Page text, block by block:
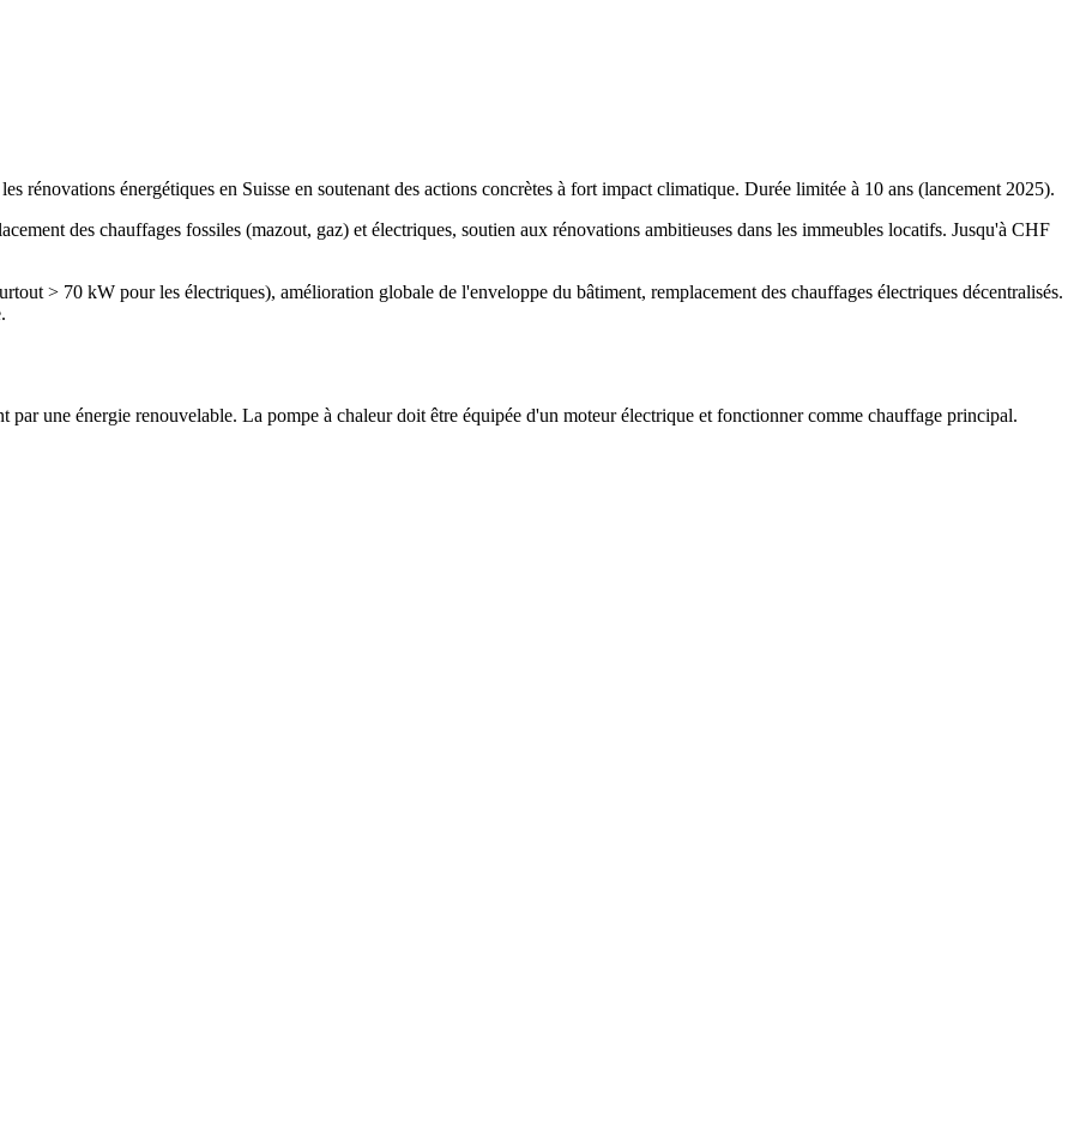
rénovations énergétiques en Suisse en soutenant des actions concrètes à fort impact climatique. Durée limitée à 10 ans (lancement 2025).
des chauffages fossiles (mazout, gaz) et électriques, soutien aux rénovations ambitieuses dans les immeubles locatifs. Jusqu'à CHF
> 70 kW pour les électriques), amélioration globale de l'enveloppe du bâtiment, remplacement des chauffages électriques décentralisés.
une énergie renouvelable. La pompe à chaleur doit être équipée d'un moteur électrique et fonctionner comme chauffage principal.